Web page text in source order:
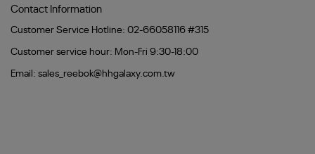
Contact Information
Customer Service Hotline: 02-66058116 #315
Customer service hour: Mon-Fri 9:30-18:00
Email: sales_reebok@hhgalaxy.com.tw